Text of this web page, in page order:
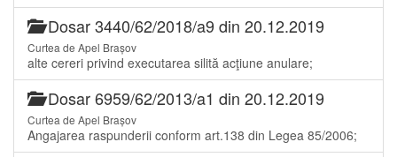
Dosar 3440/62/2018/a9 din 20.12.2019
Curtea de Apel Brașov
alte cereri privind executarea silită acţiune anulare;
Dosar 6959/62/2013/a1 din 20.12.2019
Curtea de Apel Brașov
Angajarea raspunderii conform art.138 din Legea 85/2006;